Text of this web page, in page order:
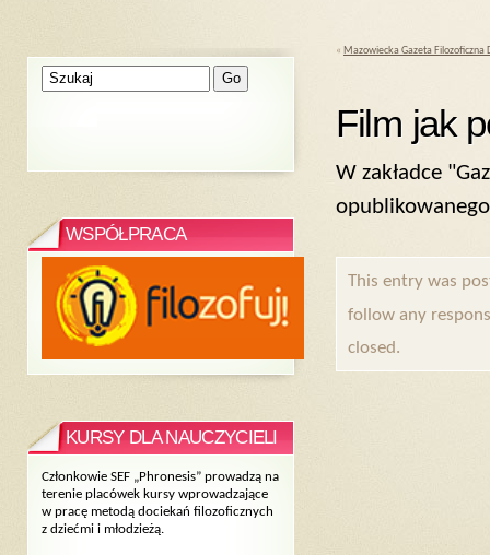
« Mazowiecka Gazeta Filozoficzna
Film jak
W zakładce
This entry was
follow any
closed.
WSPÓŁPRACA
KURSY DLA NAUCZYCIELI
Członkowie SEF „Phronesis” prowadzą na
terenie placówek kursy wprowadzające
w pracę metodą dociekań filozoficznych
z dziećmi i młodzieżą.